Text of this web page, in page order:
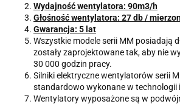
Wydajnośćwentylatora: 90m3/h
Głośnośćwentylatora: 27 db /
Gwarancja: 5 lat
Wszystkie modele serii MM posiadają d
zostały zaprojektowane tak, aby nie
30 000 godzin pracy.
Silniki elektryczne wentylatorów serii
standardowo wykonane w technologii
Wentylatory wyposażone są w podwó